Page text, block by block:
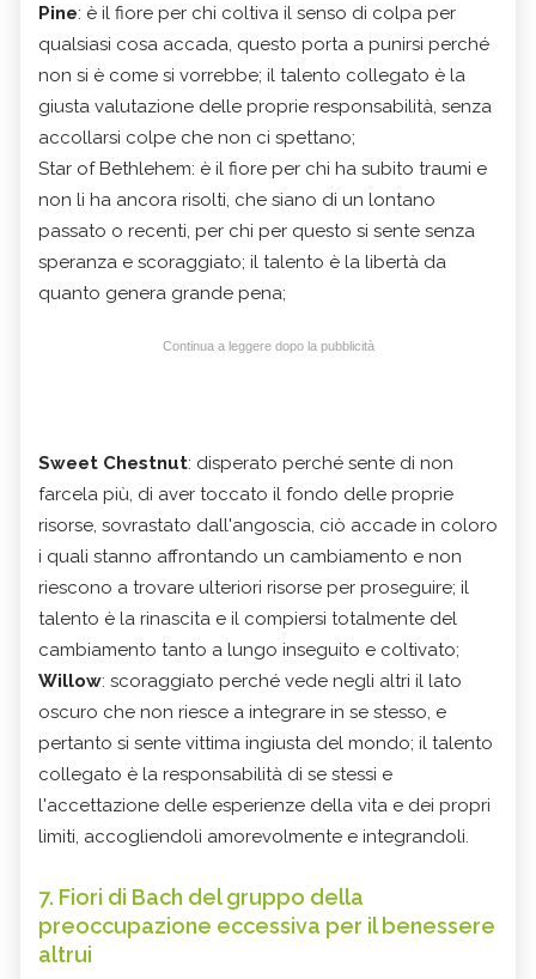
Pine: è il fiore per chi coltiva il senso di colpa per
qualsiasi cosa accada, questo porta a punirsi perché
non si è come si vorrebbe; il talento collegato è la
giusta valutazione delle proprie responsabilità, senza
accollarsi colpe che non ci spettano;
Star of Bethlehem: è il fiore per chi ha subito traumi e
non li ha ancora risolti, che siano di un lontano
passato o recenti, per chi per questo si sente senza
speranza e scoraggiato; il talento è la libertà da
quanto genera grande pena;
Continua a leggere dopo la pubblicità
Sweet Chestnut: disperato perché sente di non
farcela più, di aver toccato il fondo delle proprie
risorse, sovrastato dall'angoscia, ciò accade in coloro
i quali stanno affrontando un cambiamento e non
riescono a trovare ulteriori risorse per proseguire; il
talento è la rinascita e il compiersi totalmente del
cambiamento tanto a lungo inseguito e coltivato;
Willow: scoraggiato perché vede negli altri il lato
oscuro che non riesce a integrare in se stesso, e
pertanto si sente vittima ingiusta del mondo; il talento
collegato è la responsabilità di se stessi e
l'accettazione delle esperienze della vita e dei propri
limiti, accogliendoli amorevolmente e integrandoli.
7. Fiori di Bach del gruppo della
preoccupazione eccessiva per il benessere
altrui